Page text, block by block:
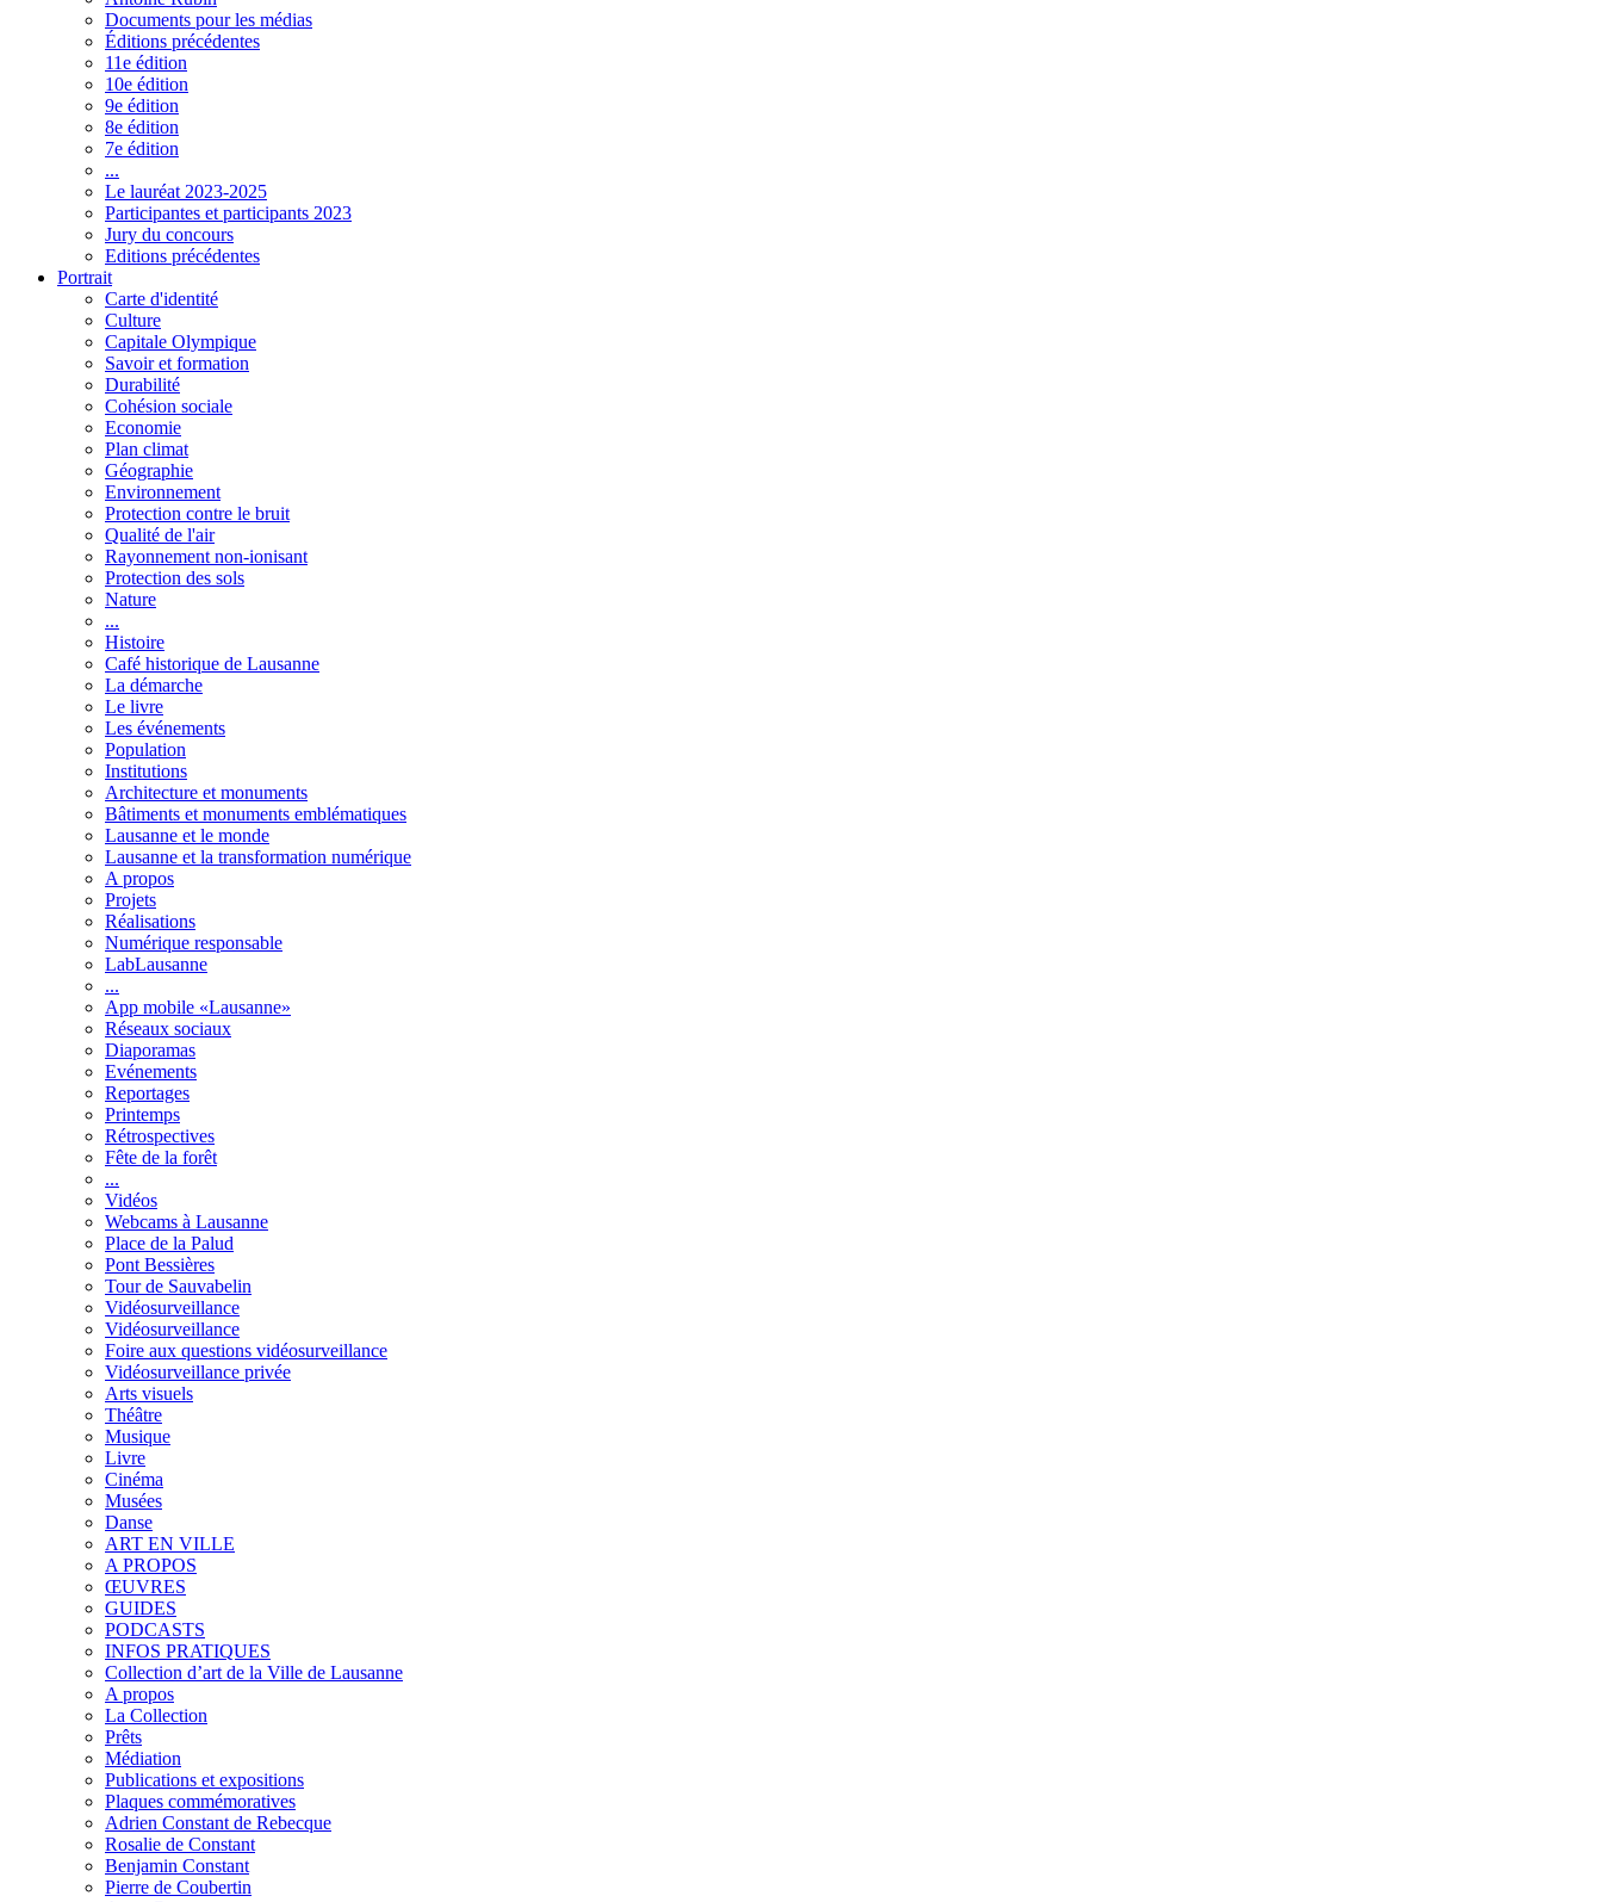
Documents pour les médias
Éditions précédentes
11e édition
10e édition
9e édition
8e édition
7e édition
...
Le lauréat 2023-2025
Participantes et participants 2023
Jury du concours
Editions précédentes
Portrait
Carte d'identité
Culture
Capitale Olympique
Savoir et formation
Durabilité
Cohésion sociale
Economie
Plan climat
Géographie
Environnement
Protection contre le bruit
Qualité de l'air
Rayonnement non-ionisant
Protection des sols
Nature
...
Histoire
Café historique de Lausanne
La démarche
Le livre
Les événements
Population
Institutions
Architecture et monuments
Bâtiments et monuments emblématiques
Lausanne et le monde
Lausanne et la transformation numérique
A propos
Projets
Réalisations
Numérique responsable
LabLausanne
...
App mobile «Lausanne»
Réseaux sociaux
Diaporamas
Evénements
Reportages
Printemps
Rétrospectives
Fête de la forêt
...
Vidéos
Webcams à Lausanne
Place de la Palud
Pont Bessières
Tour de Sauvabelin
Vidéosurveillance
Vidéosurveillance
Foire aux questions vidéosurveillance
Vidéosurveillance privée
Arts visuels
Théâtre
Musique
Livre
Cinéma
Musées
Danse
ART EN VILLE
A PROPOS
ŒUVRES
GUIDES
PODCASTS
INFOS PRATIQUES
Collection d’art de la Ville de Lausanne
A propos
La Collection
Prêts
Médiation
Publications et expositions
Plaques commémoratives
Adrien Constant de Rebecque
Rosalie de Constant
Benjamin Constant
Pierre de Coubertin